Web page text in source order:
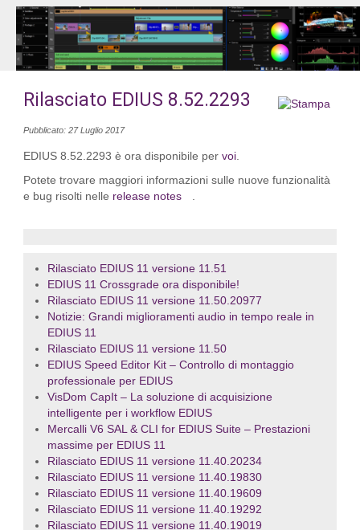
Rilasciato EDIUS 8.52.2293
Pubblicato: 27 Luglio 2017
EDIUS 8.52.2293 è ora disponibile per voi.
Potete trovare maggiori informazioni sulle nuove funzionalità
e bug risolti nelle release notes .
Rilasciato EDIUS 11 versione 11.51
EDIUS 11 Crossgrade ora disponibile!
Rilasciato EDIUS 11 versione 11.50.20977
Notizie: Grandi miglioramenti audio in tempo reale in
EDIUS 11
Rilasciato EDIUS 11 versione 11.50
EDIUS Speed Editor Kit – Controllo di montaggio
professionale per EDIUS
VisDom CapIt – La soluzione di acquisizione
intelligente per i workflow EDIUS
Mercalli V6 SAL & CLI for EDIUS Suite – Prestazioni
massime per EDIUS 11
Rilasciato EDIUS 11 versione 11.40.20234
Rilasciato EDIUS 11 versione 11.40.19830
Rilasciato EDIUS 11 versione 11.40.19609
Rilasciato EDIUS 11 versione 11.40.19292
Rilasciato EDIUS 11 versione 11.40.19019